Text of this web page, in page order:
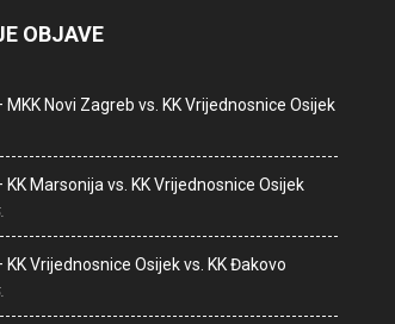
OBJAVE
MKK Novi Zagreb vs. KK Vrijednosnice Osijek
KK Marsonija vs. KK Vrijednosnice Osijek
KK Vrijednosnice Osijek vs. KK Đakovo